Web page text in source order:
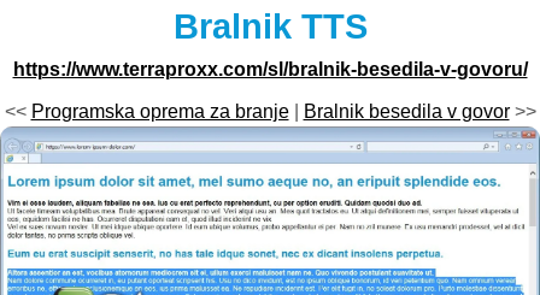
Bralnik TTS
https://www.terraproxx.com/sl/bralnik-besedila-v-govoru/
<< Programska oprema za branje| Bralnik besedila v govor>>